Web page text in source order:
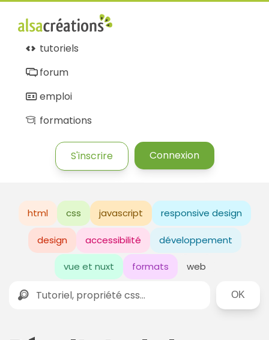
tutoriels
forum
emploi
formations
S'inscrire Connexion
html css javascript responsive design
design accessibilité développement
vue et nuxt formats web
Rechercher